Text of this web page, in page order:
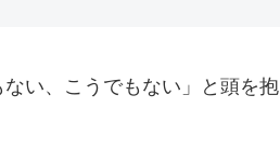
い、こうでもない」と頭を抱